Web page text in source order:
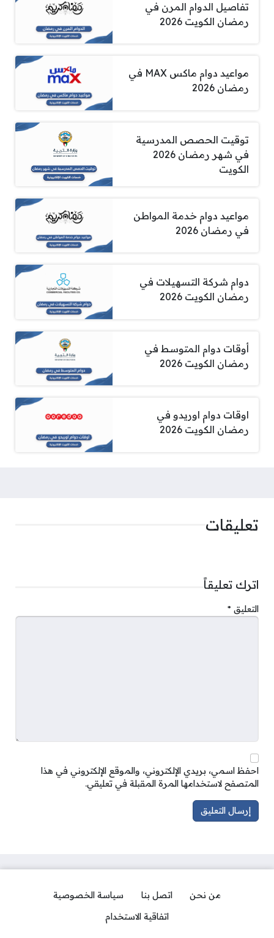
تفاصيل الدوام المرن في
رمضان الكويت 2026
مواعيد دوام ماكس MAX في
رمضان 2026
توقيت الحصص المدرسية
في شهر رمضان 2026
الكويت
مواعيد دوام خدمة المواطن
في رمضان 2026
دوام شركة التسهيلات في
رمضان الكويت 2026
أوقات دوام المتوسط في
رمضان الكويت 2026
اوقات دوام اوريدو في
رمضان الكويت 2026
تعليقات
اترك تعليقاً
التعليق *
احفظ اسمي، بريدي الإلكتروني، والموقع الإلكتروني في هذا
المتصفح لاستخدامها المرة المقبلة في تعليقي.
من نحن اتصل بنا
سياسة الخصوصية
اتفاقية الاستخدام